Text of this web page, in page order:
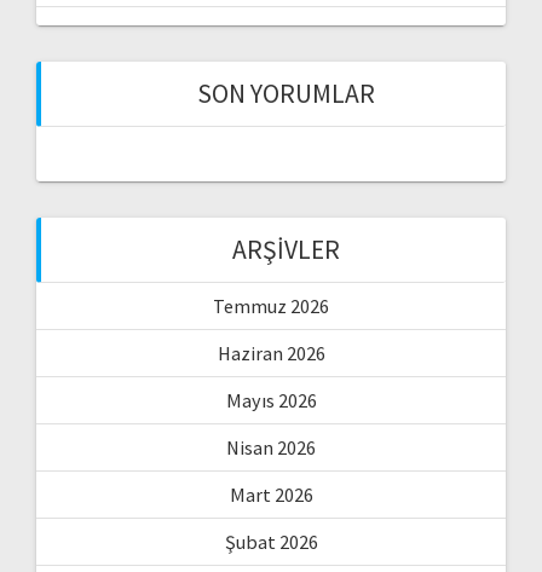
SON YORUMLAR
ARŞIVLER
Temmuz 2026
Haziran 2026
Mayıs 2026
Nisan 2026
Mart 2026
Şubat 2026